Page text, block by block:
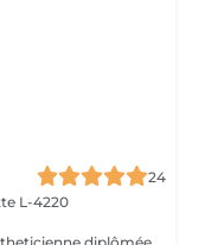
24
L-4220